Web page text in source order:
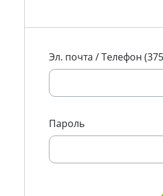
Эл. почта / Телефон
Пароль